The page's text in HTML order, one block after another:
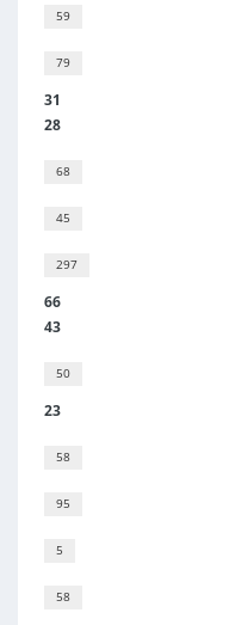
59
79
31
28
68
45
297
66
43
50
23
58
95
5
58